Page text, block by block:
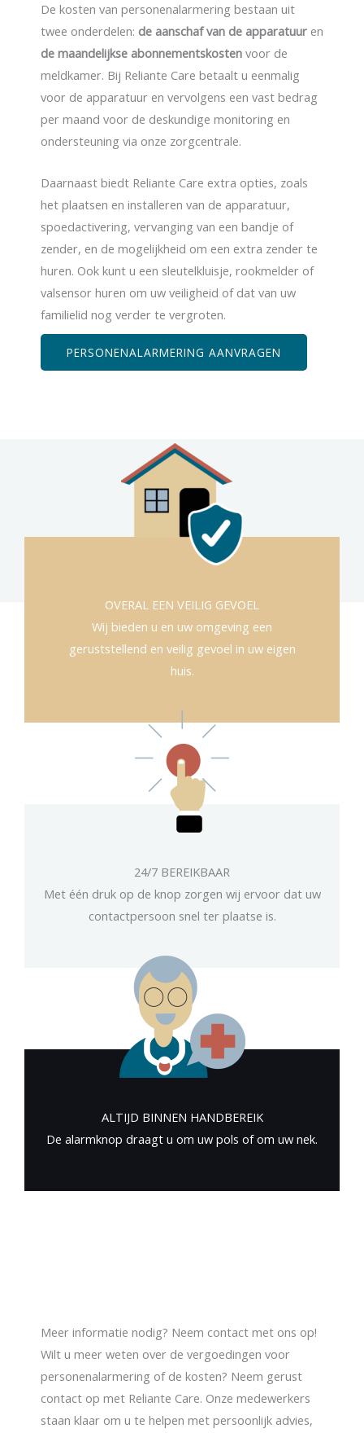
De kosten van personenalarmering bestaan uit
twee onderdelen: de aanschaf van de apparatuur en
de maandelijkse abonnementskosten voor de
meldkamer. Bij Reliante Care betaalt u eenmalig
voor de apparatuur en vervolgens een vast bedrag
per maand voor de deskundige monitoring en
ondersteuning via onze zorgcentrale.
Daarnaast biedt Reliante Care extra opties, zoals
het plaatsen en installeren van de apparatuur,
spoedactivering, vervanging van een bandje of
zender, en de mogelijkheid om een extra zender te
huren. Ook kunt u een sleutelkluisje, rookmelder of
valsensor huren om uw veiligheid of dat van uw
familielid nog verder te vergroten.
PERSONENALARMERING AANVRAGEN
OVERAL EEN VEILIG GEVOEL
Wij bieden u en uw omgeving een
geruststellend en veilig gevoel in uw eigen
huis.
24/7 BEREIKBAAR
Met één druk op de knop zorgen wij ervoor dat uw
contactpersoon snel ter plaatse is.
ALTIJD BINNEN HANDBEREIK
De alarmknop draagt u om uw pols of om uw nek.
Meer informatie nodig? Neem contact met ons op!
Wilt u meer weten over de vergoedingen voor
personenalarmering of de kosten? Neem gerust
contact op met Reliante Care. Onze medewerkers
staan klaar om u te helpen met persoonlijk advies,